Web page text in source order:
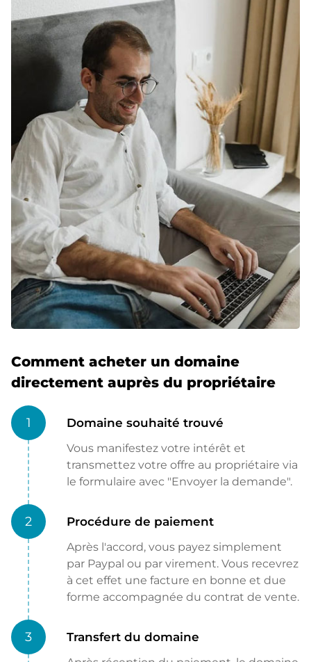
Comment acheter un domaine
directement auprès du propriétaire
1 Domaine souhaité trouvé
Vous manifestez votre intérêt et
transmettez votre offre au propriétaire via
le formulaire avec "Envoyer la demande".
2 Procédure de paiement
Après l'accord, vous payez simplement
par Paypal ou par virement. Vous recevrez
à cet effet une facture en bonne et due
forme accompagnée du contrat de vente.
3 Transfert du domaine